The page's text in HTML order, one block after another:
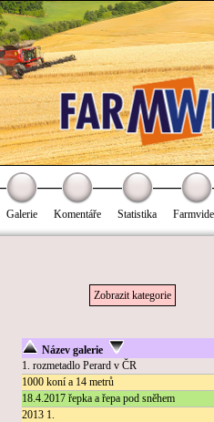
Galerie Komentáře Statistika
Zobrazit kategorie
Název galerie
1. rozmetadlo Perard v ČR
1000 koní a 14 metrů
18.4.2017 řepka a řepa pod sněhem
2013 1.